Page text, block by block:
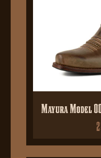
Mayura Model